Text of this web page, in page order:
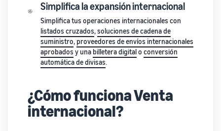
los clientes
Simplifica la expansión internacional
Simplifica tus operaciones internacionales con
listados cruzados,soluciones de cadena de
suministro, proveedores de envíos internacionales
aprobados y una billetera digitalo conversión
automática de divisas.
¿Cómo funciona Venta
internacional?